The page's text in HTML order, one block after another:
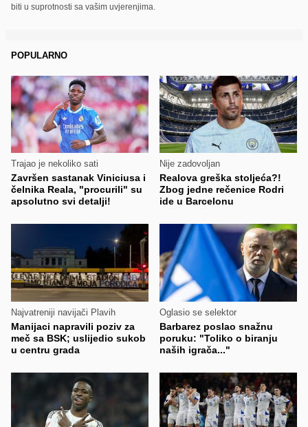
biti u suprotnosti sa vašim uvjerenjima.
POPULARNO
Trajao je nekoliko sati
Završen sastanak Viniciusa i
čelnika Reala, "procurili" su
apsolutno svi detalji!
Nije zadovoljan
Realova greška stoljeća?!
Zbog jedne rečenice Rodri
ide u Barcelonu
Najvatreniji navijači Plavih
Manijaci napravili poziv za
meč sa BSK; uslijedio sukob
u centru grada
Oglasio se selektor
Barbarez poslao snažnu
poruku: "Toliko o biranju
naših igrača..."